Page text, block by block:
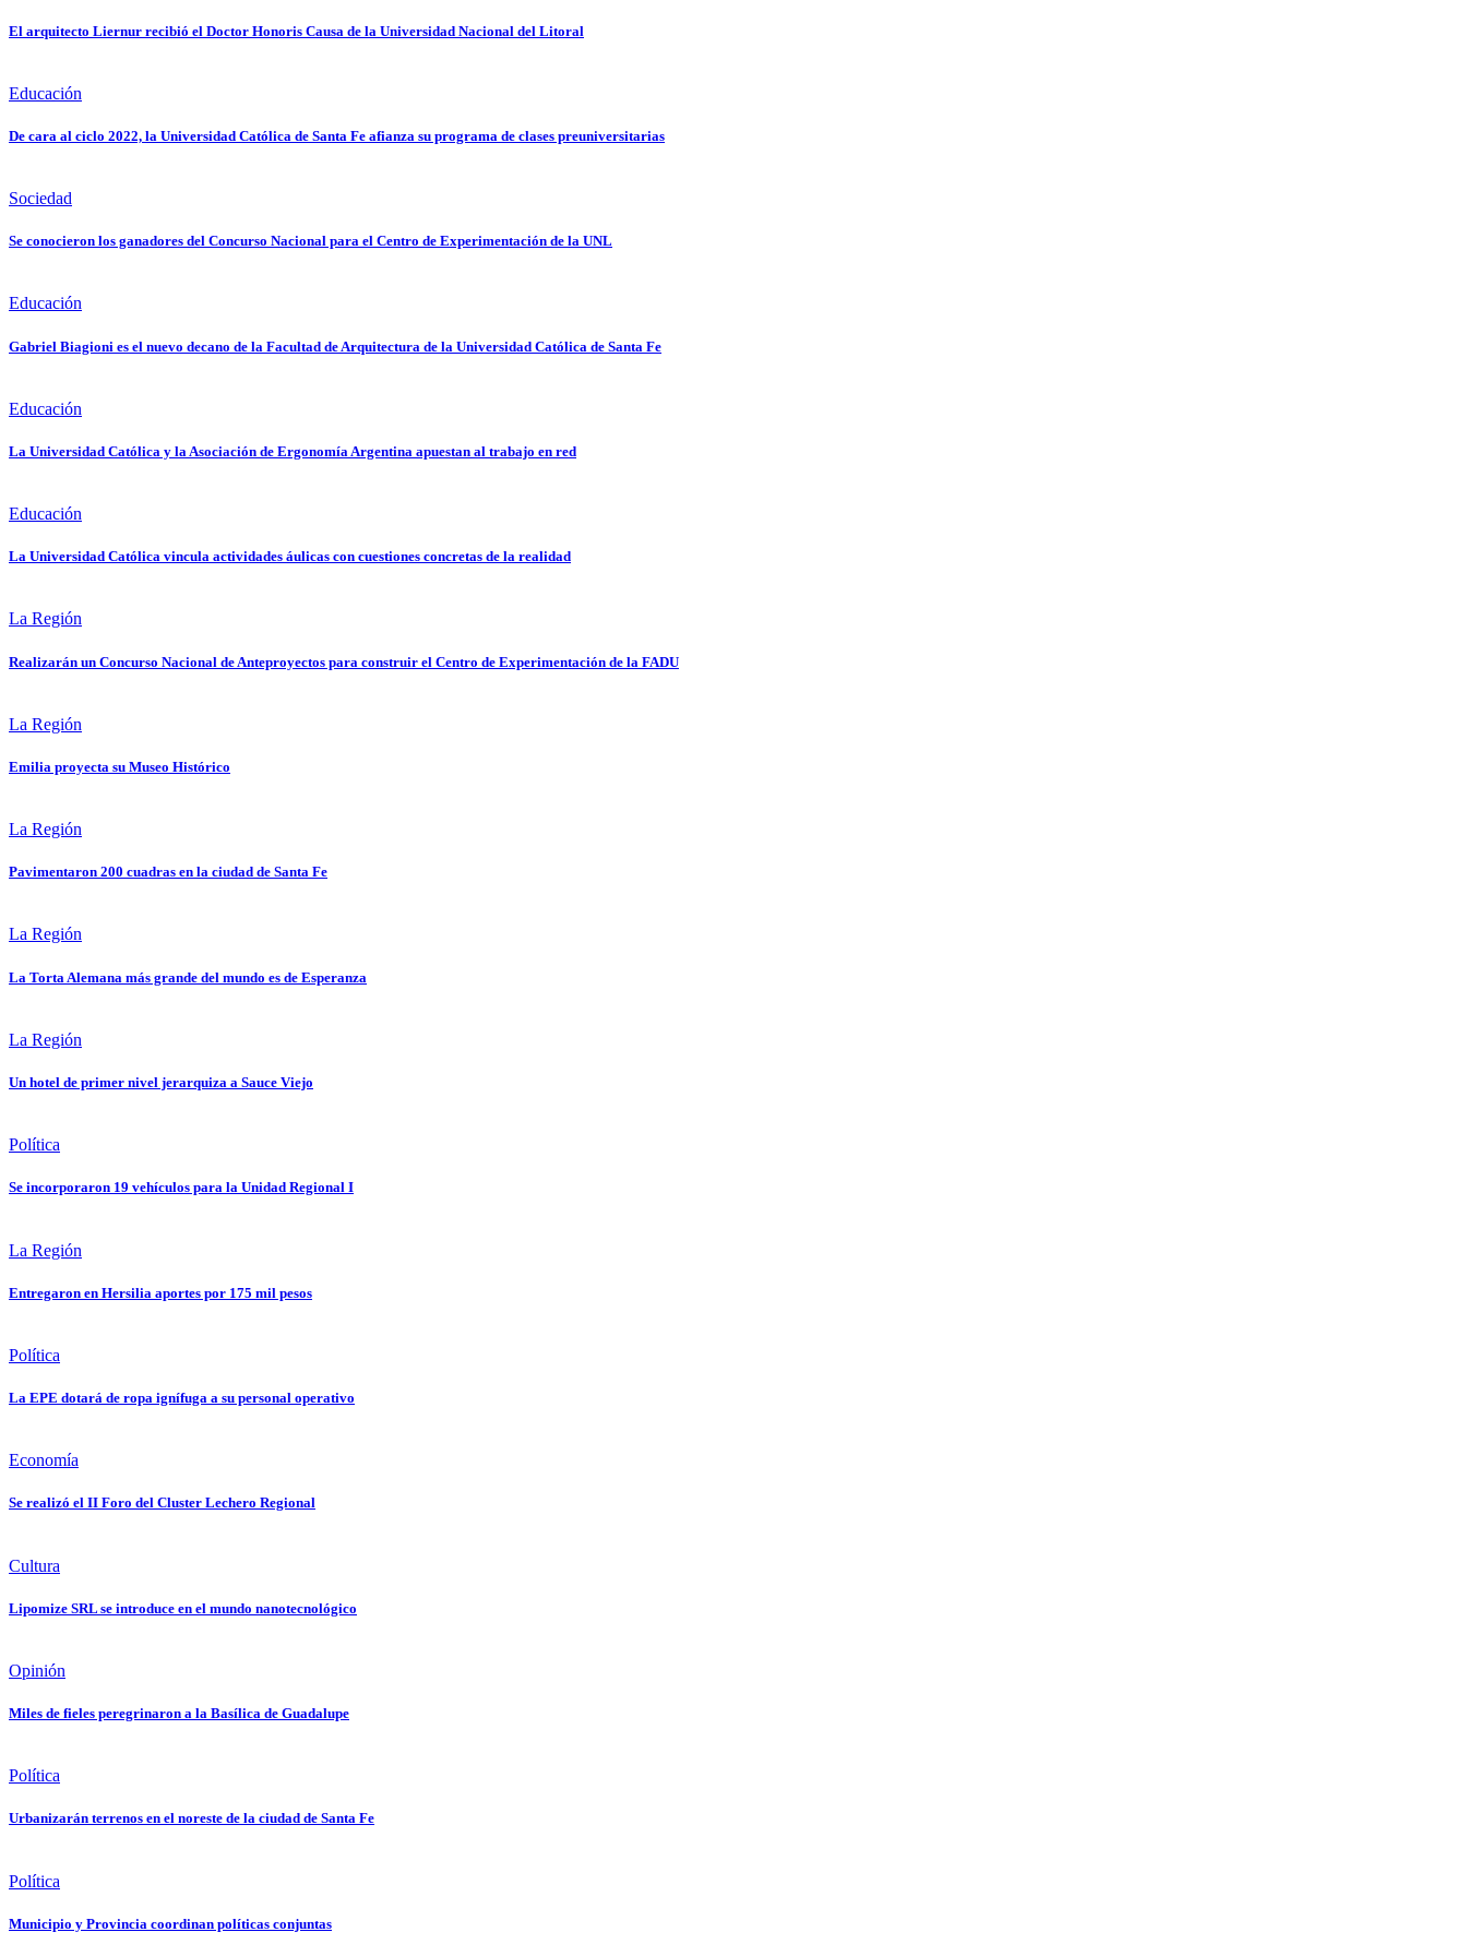
El arquitecto Liernur recibió el Doctor Honoris Causa de la Universidad Nacional del Litoral
Educación
De cara al ciclo 2022, la Universidad Católica de Santa Fe afianza su programa de clases preuniversitarias
Sociedad
Se conocieron los ganadores del Concurso Nacional para el Centro de Experimentación de la UNL
Educación
Gabriel Biagioni es el nuevo decano de la Facultad de Arquitectura de la Universidad Católica de Santa Fe
Educación
La Universidad Católica y la Asociación de Ergonomía Argentina apuestan al trabajo en red
Educación
La Universidad Católica vincula actividades áulicas con cuestiones concretas de la realidad
La Región
Realizarán un Concurso Nacional de Anteproyectos para construir el Centro de Experimentación de la FADU
La Región
Emilia proyecta su Museo Histórico
La Región
Pavimentaron 200 cuadras en la ciudad de Santa Fe
La Región
La Torta Alemana más grande del mundo es de Esperanza
La Región
Un hotel de primer nivel jerarquiza a Sauce Viejo
Política
Se incorporaron 19 vehículos para la Unidad Regional I
La Región
Entregaron en Hersilia aportes por 175 mil pesos
Política
La EPE dotará de ropa ignífuga a su personal operativo
Economía
Se realizó el II Foro del Cluster Lechero Regional
Cultura
Lipomize SRL se introduce en el mundo nanotecnológico
Opinión
Miles de fieles peregrinaron a la Basílica de Guadalupe
Política
Urbanizarán terrenos en el noreste de la ciudad de Santa Fe
Política
Municipio y Provincia coordinan políticas conjuntas